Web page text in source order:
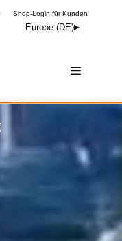
Shop-Login für Kunden
Europe (DE)
Menü